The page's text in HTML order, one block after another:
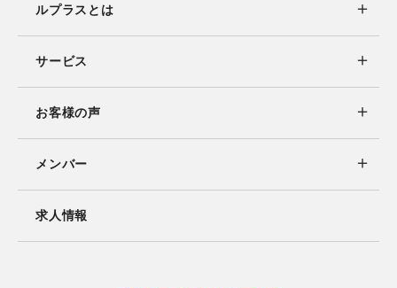
ルプラスとは
サービス
お客様の声
メンバー
求人情報